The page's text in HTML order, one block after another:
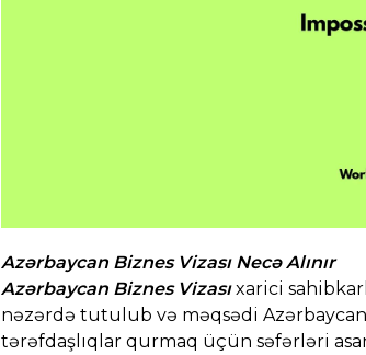
Azərbaycan Biznes Vizası Necə Alınır
Azərbaycan Biznes Vizasıxarici
nəzərdə tutulub və məqsədi
tərəfdaşlıqlar qurmaq üçün səfərləri